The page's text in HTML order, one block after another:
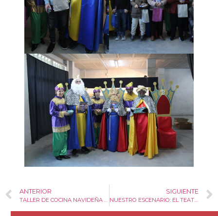
ANTERIOR SIGUIENTE
NUESTRO ESCENARIO: EL TEATRO EN LA EDUCACIÓN.